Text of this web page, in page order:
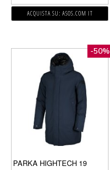
ACQUISTA SU: ASOS.COM IT
-50%
PARKA HIGHTECH 19